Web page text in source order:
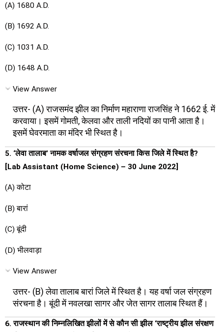
(A) 1680 A.D.
(B) 1692 A.D.
(C) 1031 A.D.
(D) 1648 A.D.
View Answer
उत्तर- (A) राजसमंद झील का निर्माण महाराणा राजसिंह ने 1662 ई. में
करवाया। इसमें गोमती, केलवा और ताली नदियों का पानी आता है।
इसमें घेवरमाता का मंदिर भी स्थित है।
5. ‘लेवा तालाब’ नामक वर्षाजल संग्रहण संरचना किस जिले में स्थित है?
[Lab Assistant (Home Science) – 30 June 2022]
(A) कोटा
(B) बारां
(C) बूंदी
(D) भीलवाड़ा
View Answer
उत्तर- (B) लेवा तालाब बारां जिले में स्थित है। यह वर्षा जल संग्रहण
संरचना है। बूंदी में नवलखा सागर और जेत सागर तालाब स्थित हैं।
6. राजस्थान की निम्नलिखित झीलों में से कौन सी झील ‘राष्ट्रीय झील संरक्षण